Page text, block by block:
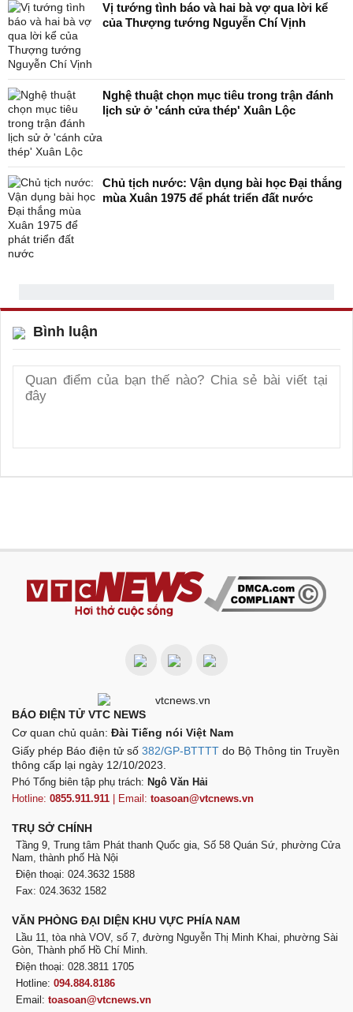
Vị tướng tình báo và hai bà vợ qua lời kể
của Thượng tướng Nguyễn Chí Vịnh
Nghệ thuật chọn mục tiêu trong trận đánh
lịch sử ở 'cánh cửa thép' Xuân Lộc
Chủ tịch nước: Vận dụng bài học Đại thắng
mùa Xuân 1975 để phát triển đất nước
Bình luận
BÁO ĐIỆN TỬ VTC NEWS
Cơ quan chủ quản: Đài Tiếng nói Việt Nam
Giấy phép Báo điện tử số 382/GP-BTTTT do Bộ Thông tin Truyền
thông cấp lại ngày 12/10/2023.
Phó Tổng biên tập phụ trách: Ngô Văn Hải
Hotline: 0855.911.911 | Email: toasoan@vtcnews.vn
TRỤ SỞ CHÍNH
Tầng 9, Trung tâm Phát thanh Quốc gia, Số 58 Quán Sứ, phường Cửa
Nam, thành phố Hà Nội
Điện thoại: 024.3632 1588
Fax: 024.3632 1582
VĂN PHÒNG ĐẠI DIỆN KHU VỰC PHÍA NAM
Lầu 11, tòa nhà VOV, số 7, đường Nguyễn Thị Minh Khai, phường Sài
Gòn, Thành phố Hồ Chí Minh.
Điện thoại: 028.3811 1705
Hotline: 094.884.8186
Email: toasoan@vtcnews.vn